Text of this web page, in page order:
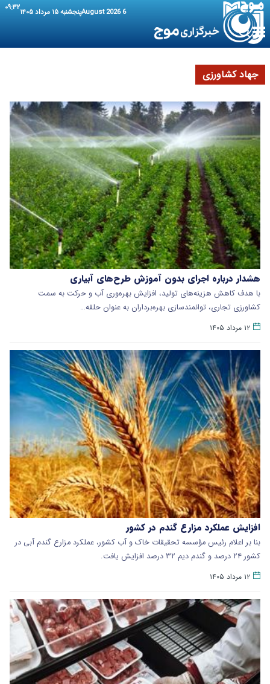
6 August 2026 پنجشنبه ۱۵ مرداد ۱۴۰۵ ۰۹:۳۲
جهاد کشاورزی
هشدار درباره اجرای بدون آموزش طرح‌های آبیاری
با هدف کاهش هزینه‌های تولید، افزایش بهره‌وری آب و حرکت به سمت
کشاورزی تجاری، توانمندسازی بهره‌برداران به عنوان حلقه…
۱۲ مرداد ۱۴۰۵
افزایش عملکرد مزارع گندم در کشور
بنا بر اعلام رئیس مؤسسه تحقیقات خاک و آب کشور، عملکرد مزارع گندم آبی در
کشور ۲۴ درصد و گندم دیم ۳۲ درصد افزایش یافت.
۱۲ مرداد ۱۴۰۵